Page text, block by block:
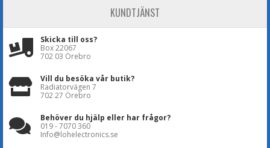
KUNDTJÄNST
Skicka till oss?
Box 22067
702 03 Örebro
Vill du besöka vår butik?
Radiatorvägen 7
702 27 Örebro
Behöver du hjälp eller har frågor?
019 - 7070 360
Info@lohelectronics.se